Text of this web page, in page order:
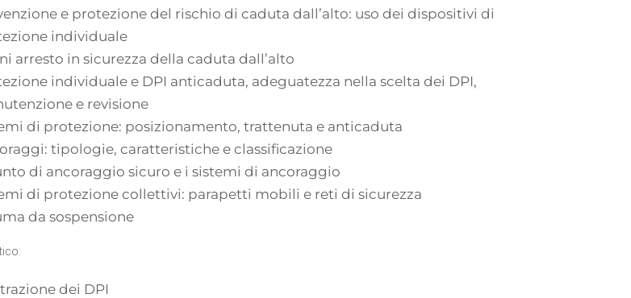
e protezione del rischio di caduta dall’alto: uso dei dispositivi di
individuale
arresto in sicurezza della caduta dall’alto
individuale e DPI anticaduta, adeguatezza nella scelta dei DPI,
e revisione
di protezione: posizionamento, trattenuta e anticaduta
tipologie, caratteristiche e classificazione
di ancoraggio sicuro e i sistemi di ancoraggio
di protezione collettivi: parapetti mobili e reti di sicurezza
da sospensione
dei DPI